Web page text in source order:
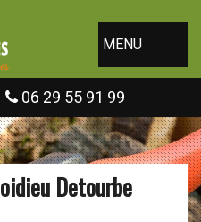
MENU
06 29 55 91 99
Detourbe